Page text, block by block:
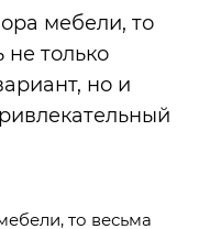
мебели, то
только
но и
то весьма